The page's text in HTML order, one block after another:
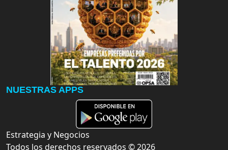
NUESTRAS APPS
Estrategia y Negocios
Todos los derechos reservados ©2026